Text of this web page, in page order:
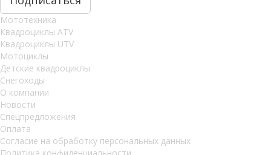
Мототехника
Квадроциклы ATV
Квадроциклы UTV
Мотоциклы
Детские квадроциклы
Снегоходы
О компании
Новости
Спецпредложения
Оплата
Согласие на обработку персональных данных